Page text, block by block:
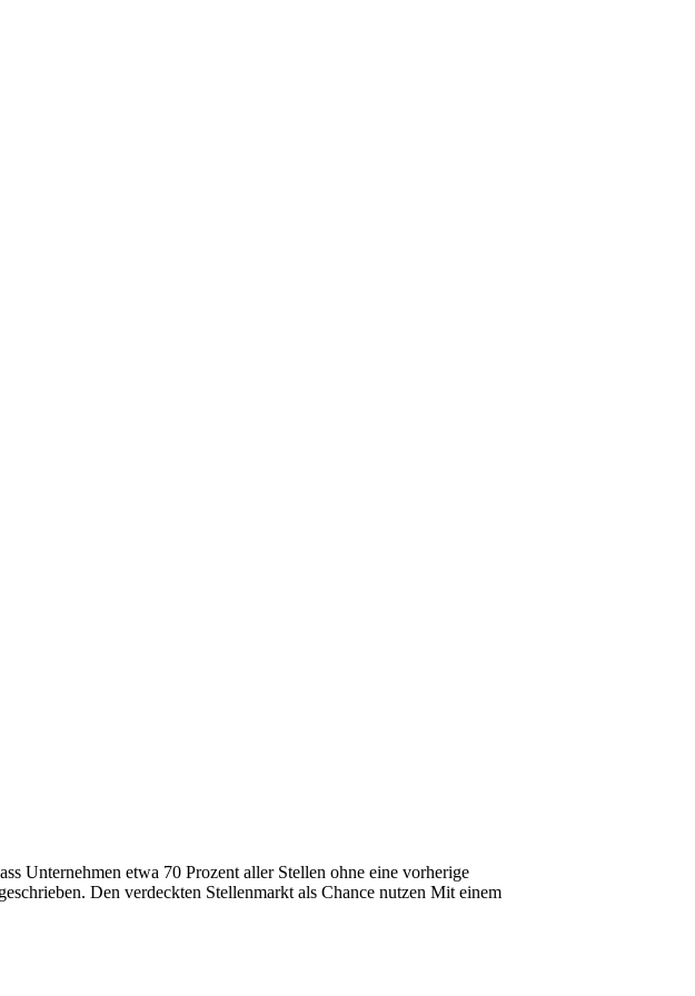
Unternehmen etwa 70 Prozent aller Stellen ohne eine vorherige
Den verdeckten Stellenmarkt als Chance nutzen Mit einem